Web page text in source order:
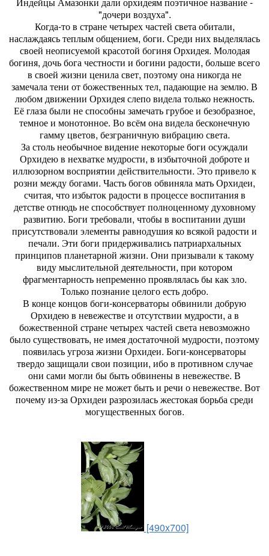
"дочери воздуха".
Когда-то в стране четырех частей света обитали,
наслаждаясь теплым общением, боги. Среди них выделялась
своей неописуемой красотой богиня Орхидея. Молодая
богиня, дочь бога честности и богини радости, больше всего
в своей жизни ценила свет, поэтому она никогда не
замечала тени от божественных тел, падающие на землю. В
любом движении Орхидея слепо видела только нежность.
Её глаза были не способны замечать грубое и безобразное,
темное и монотонное. Во всём она видела бесконечную
гамму цветов, безграничную вибрацию света.
За столь необычное видение некоторые боги осуждали
Орхидею в нехватке мудрости, в избыточной доброте и
иллюзорном восприятии действительности. Это привело к
розни между богами. Часть богов обвиняла мать Орхидеи,
считая, что избыток радости в процессе воспитания в
детстве отнюдь не способствует полноценному духовному
развитию. Боги требовали, чтобы в воспитании души
присутствовали элементы равнодушия ко всякой радости и
печали. Эти боги придерживались патриархальных
принципов планетарной жизни. Они призывали к такому
виду мыслительной деятельности, при котором
фрагментарность непременно проявлялась бы как зло.
Только познание целого есть добро.
В конце концов боги-консерваторы обвинили добрую
Орхидею в невежестве и отсутствии мудрости, а в
божественной стране четырех частей света невозможно
было существовать, не имея достаточной мудрости, поэтому
появилась угроза жизни Орхидеи. Боги-консерваторы
твердо защищали свои позиции, ибо в противном случае
они сами могли бы быть обвинены в невежестве. В
божественном мире не может быть и речи о невежестве. Вот
почему из-за Орхидеи разрозилась жестокая борьба среди
могущественных богов.
[490x700]